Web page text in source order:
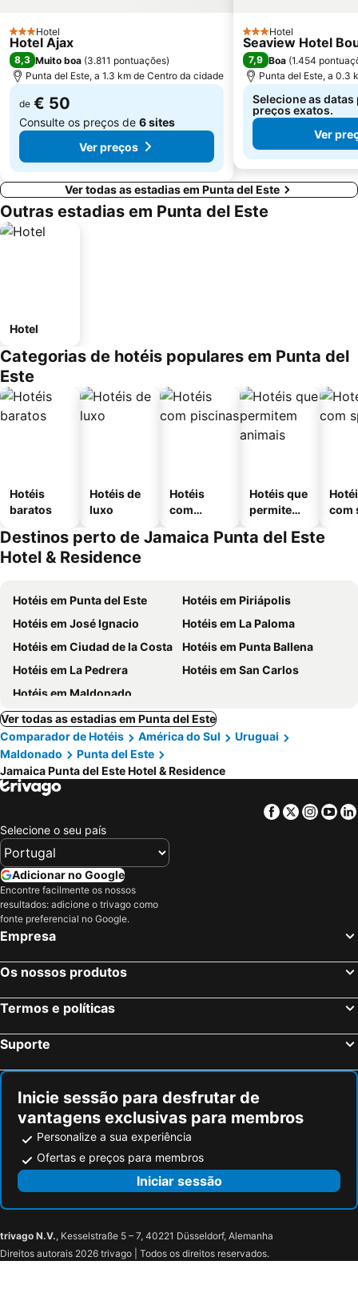
3 Estrelas
Hotel
Hotel Ajax
8,3 Muito boa (3.811 pontuações)
Punta del Este, a 1.3 km de Centro da cidade
de € 50
Consulte os preços de 6 sites
Ver preços
3 Estrelas
Hotel
Seaview Hotel
7,9 Boa (1.454
Punta del Este, a 0.3
Selecione as datas
preços exatos.
Ver
Ver todas as estadias em Punta del Este
Outras estadias em Punta del Este
Hotel
Categorias de hotéis populares em Punta del
Este
Hotéis
baratos
Hotéis de
luxo
Hotéis
com
Hotéis que
permitem
com
Destinos perto de Jamaica Punta del Este
Hotel & Residence
Hotéis em Punta del Este
Hotéis em Piriápolis
Hotéis em José Ignacio
Hotéis em La Paloma
Hotéis em Ciudad de la Costa
Hotéis em Punta Ballena
Hotéis em La Pedrera
Hotéis em San Carlos
Hotéis em Maldonado
Ver todas as estadias em Punta del Este
Comparador de Hotéis
América do Sul
Uruguai
Maldonado
Punta del Este
Jamaica Punta del Este Hotel & Residence
Facebook
Twitter
Selecione o seu país
Adicionar no Google
Encontre facilmente os nossos
resultados: adicione o trivago como
fonte preferencial no Google.
Empresa
Os nossos produtos
Termos e políticas
Suporte
Inicie sessão para desfrutar de
vantagens exclusivas para membros
Personalize a sua experiência
Ofertas e preços para membros
Iniciar sessão
trivago N.V., Kesselstraße 5 – 7, 40221 Düsseldorf, Alemanha
Direitos autorais 2026 trivago | Todos os direitos reservados.